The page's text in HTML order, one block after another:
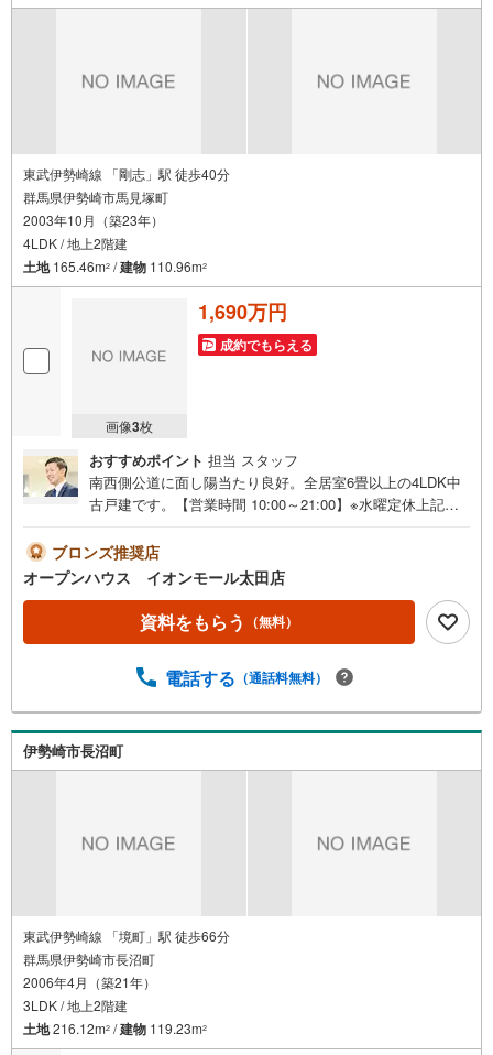
プンハウスだから出会える物件が多数ございます。ぜひお
ス・ディベロップメントの物件
東武伊勢崎線 「剛志」駅 徒歩40分
群馬県伊勢崎市馬見塚町
2003年10月（築23年）
4LDK / 地上2階建
土地165.46m2 /建物 110.96m2
画像3枚
1,690万円
成約でもらえる
おすすめポイント 担当 スタッフ
南西側公道に面し陽当たり良好。全居室6畳以上の4LDK中
古戸建です。【営業時間 10:00～21:00】※水曜定休上記時
ご連絡ください！現地を見学される場合は「室内・現地を
見学する（無料）」ボタンよりご希望の日時をご記入いた
だけますとスムーズにご案内が可能です。◎現地のご案内
について・平日や夜遅い時間帯もご案内が可能 ※定休日を
除く・経験豊富なスタッフが物件詳細を丁寧にご説明いた
迎します。・チャイルドシートのご用意ございます。◎個
も大歓迎です！年間8000棟以上の限定物件を発表している
オープンハウスだから出会える物件が多数ございます。ぜ
ンハウス・ディベロップメントの物件
ブロンズ推奨店
オープンハウス イオンモール太田店
資料をもらう （無料）
電話する （通話料無料）
伊勢崎市長沼町
東武伊勢崎線 「境町」駅 徒歩66分
群馬県伊勢崎市長沼町
2006年4月（築21年）
3LDK / 地上2階建
土地216.12m2 /建物 119.23m2